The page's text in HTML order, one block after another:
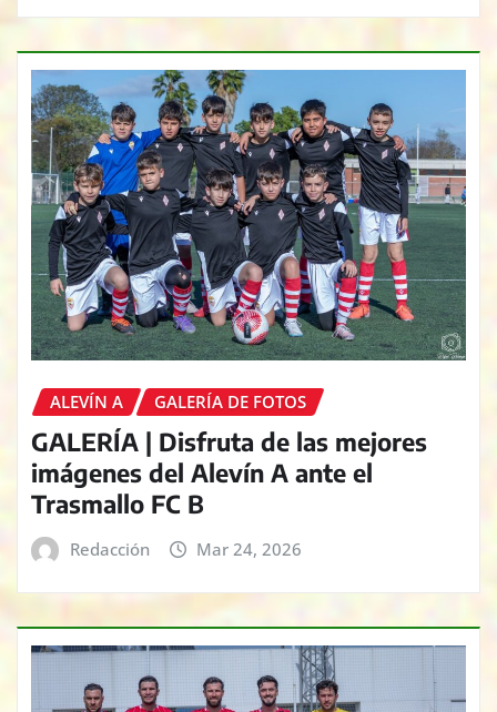
ALEVÍN A GALERÍA DE FOTOS
GALERÍA | Disfruta de las mejores
imágenes del Alevín A ante el
Trasmallo FC B
Redacción Mar 24, 2026